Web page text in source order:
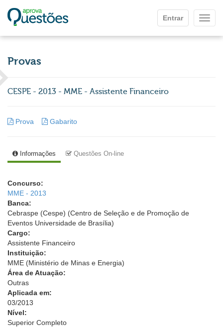
Entrar
Provas
CESPE - 2013 - MME - Assistente Financeiro
Prova Gabarito
Informações Questões On-line
Concurso:
MME - 2013
Banca:
Cebraspe (Cespe) (Centro de Seleção e de Promoção de
Eventos Universidade de Brasília)
Cargo:
Assistente Financeiro
Instituição:
MME (Ministério de Minas e Energia)
Área de Atuação:
Outras
Aplicada em:
03/2013
Nível:
Superior Completo